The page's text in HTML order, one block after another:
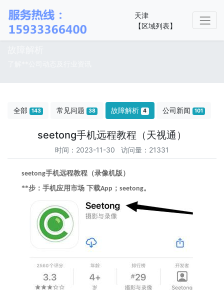
天津
【区域列表】
全部 143 常见问题 38 故障解析 4 公司新闻 101
seetong手机远程教程（天视通）
时间：2023-11-30 访问量：21331
seetong手机远程教程（录像机版）
**步：手机应用市场 下载App ； seetong。